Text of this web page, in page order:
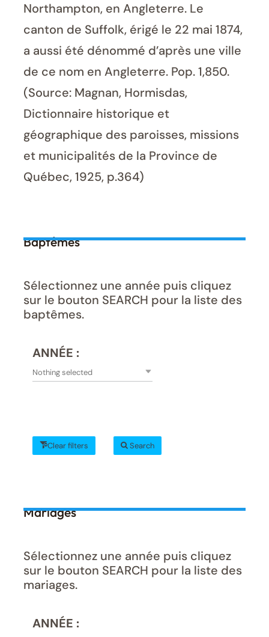
Northampton, en Angleterre. Le
canton de Suffolk, érigé le 22 mai 1874,
a aussi été dénommé d’après une ville
de ce nom en Angleterre. Pop. 1,850.
(Source: Magnan, Hormisdas,
Dictionnaire historique et
géographique des paroisses, missions
et municipalités de la Province de
Québec, 1925, p.364)
Baptêmes
Sélectionnez une année puis cliquez
sur le bouton SEARCH pour la liste des
baptêmes.
ANNÉE :
Nothing selected
Clear filters Search
Mariages
Sélectionnez une année puis cliquez
sur le bouton SEARCH pour la liste des
mariages.
ANNÉE :